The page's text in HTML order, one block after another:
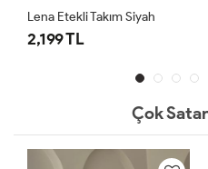
Lena Etekli Takım Siyah
2,199 TL
Çok